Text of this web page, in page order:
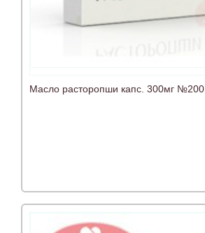
Масло расторопши капс. 300мг №200